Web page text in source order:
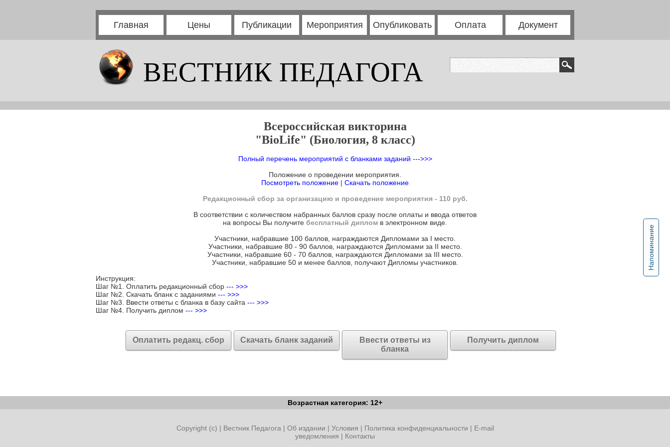
Главная Цены Публикации Мероприятия Опубликовать Оплата Документ
ВЕСТНИК ПЕДАГОГА
Напоминание
Всероссийская викторина
"BioLife" (Биология, 8 класс)
Полный перечень мероприятий с бланками заданий --->>>
Положение о проведении мероприятия.
Посмотреть положение | Скачать положение
Редакционный сбор за организацию и проведение мероприятия - 110 руб.
В соответствии с количеством набранных баллов сразу после оплаты и ввода ответов
на вопросы Вы получите бесплатный диплом в электронном виде.
Участники, набравшие 100 баллов, награждаются Дипломами за I место.
Участники, набравшие 80 - 90 баллов, награждаются Дипломами за II место.
Участники, набравшие 60 - 70 баллов, награждаются Дипломами за III место.
Участники, набравшие 50 и менее баллов, получают Дипломы участников.
Инструкция:
Шаг №1. Оплатить редакционный сбор --- >>>
Шаг №2. Скачать бланк с заданиями --- >>>
Шаг №3. Ввести ответы с бланка в базу сайта --- >>>
Шаг №4. Получить диплом --- >>>
Оплатить редакц. сбор Скачать бланк заданий
Ввести ответы из
бланка
Получить диплом
Возрастная категория: 12+
Copyright (c) | Вестник Педагога | Об издании | Условия | Политика конфиденциальности | E-mail
уведомления | Контакты